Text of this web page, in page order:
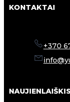
KONTAKTAI
+370